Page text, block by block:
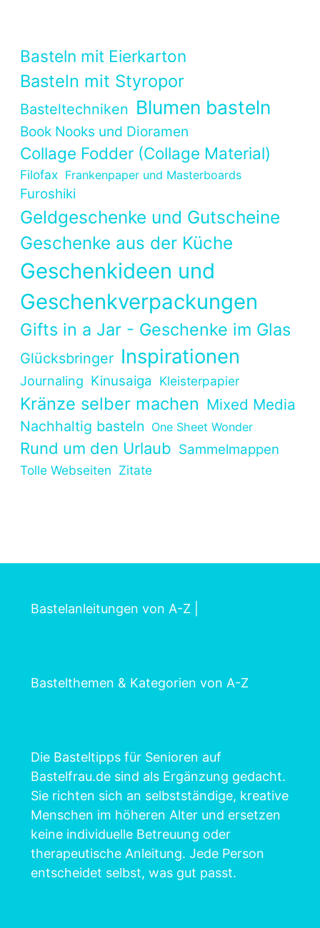
Basteln mit Eierkarton
Basteln mit Styropor
Basteltechniken Blumen basteln
Book Nooks und Dioramen
Collage Fodder (Collage Material)
Filofax Frankenpaper und Masterboards
Furoshiki
Geldgeschenke und Gutscheine
Geschenke aus der Küche
Geschenkideen und
Geschenkverpackungen
Gifts in a Jar - Geschenke im Glas
Glücksbringer Inspirationen
Journaling Kinusaiga Kleisterpapier
Kränze selber machen Mixed Media
Nachhaltig basteln One Sheet Wonder
Rund um den Urlaub Sammelmappen
Tolle Webseiten Zitate
Bastelanleitungen von A-Z
Bastelthemen & Kategorien von A-Z
Die Basteltipps für Senioren auf
Bastelfrau.de sind als Ergänzung gedacht.
Sie richten sich an selbstständige, kreative
Menschen im höheren Alter und ersetzen
keine individuelle Betreuung oder
therapeutische Anleitung. Jede Person
entscheidet selbst, was gut passt.